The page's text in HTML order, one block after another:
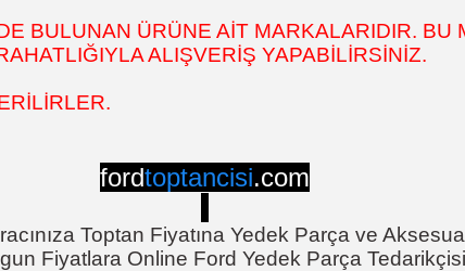
BULUNAN ÜRÜNE AİT MARKALARIDIR. BU
ALIŞVERİŞ YAPABİLİRSİNİZ.
fordtoptancisi.com
Toptan Fiyatına Yedek Parça ve
Fiyatlara Online Ford Yedek Parça Tedarikçisi